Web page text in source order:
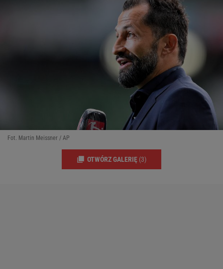
Fot. Martin Meissner / AP
OTWÓRZ GALERIĘ (3)